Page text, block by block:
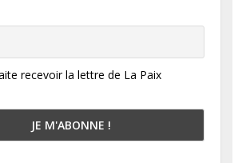
recevoir la lettre de La Paix